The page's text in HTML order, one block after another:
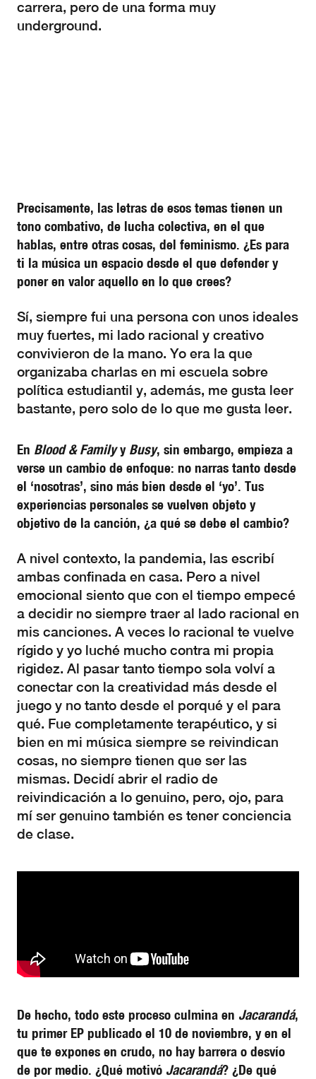
carrera, pero de una forma muy
underground.
Precisamente, las letras de esos temas tienen un
tono combativo, de lucha colectiva, en el que
hablas, entre otras cosas, del feminismo. ¿Es para
ti la música un espacio desde el que defender y
poner en valor aquello en lo que crees?
Sí, siempre fui una persona con unos ideales
muy fuertes, mi lado racional y creativo
convivieron de la mano. Yo era la que
organizaba charlas en mi escuela sobre
política estudiantil y, además, me gusta leer
bastante, pero solo de lo que me gusta leer.
En Blood & Familyy Busy, sin embargo, empieza a
verse un cambio de enfoque: no narras tanto desde
el ‘nosotras’, sino más bien desde el ‘yo’. Tus
experiencias personales se vuelven objeto y
objetivo de la canción, ¿a qué se debe el cambio?
A nivel contexto, la pandemia, las escribí
ambas confinada en casa. Pero a nivel
emocional siento que con el tiempo empecé
a decidir no siempre traer al lado racional en
mis canciones. A veces lo racional te vuelve
rígido y yo luché mucho contra mi propia
rigidez. Al pasar tanto tiempo sola volví a
conectar con la creatividad más desde el
juego y no tanto desde el porqué y el para
qué. Fue completamente terapéutico, y si
bien en mi música siempre se reivindican
cosas, no siempre tienen que ser las
mismas. Decidí abrir el radio de
reivindicación a lo genuino, pero, ojo, para
mí ser genuino también es tener conciencia
de clase.
De hecho, todo este proceso culmina en Jacarandá,
tu primer EP publicado el 10 de noviembre, y en el
que te expones en crudo, no hay barrera o desvío
de por medio. ¿Qué motivó Jacarandá? ¿De qué